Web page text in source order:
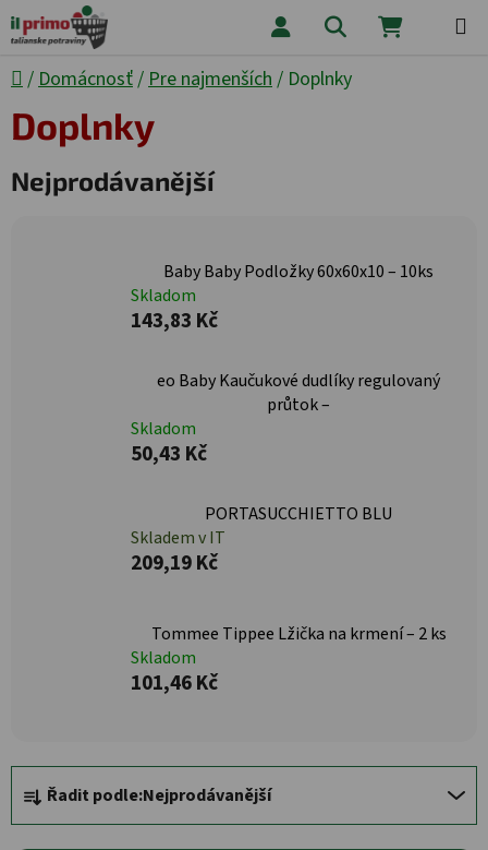
Přejít na obsah Hledat
Domů
/ Domácnosť/ Pre najmenších / Doplnky
Doplnky
Nejprodávanější
Baby Baby Podložky 60x60x10 – 10ks
Skladom
143,83 Kč
eo Baby Kaučukové dudlíky regulovaný
průtok –
Skladom
50,43 Kč
PORTASUCCHIETTO BLU
Skladem v IT
209,19 Kč
Tommee Tippee Lžička na krmení – 2 ks
Skladom
101,46 Kč
Řazení produktů
Řadit podle:Nejprodávanější